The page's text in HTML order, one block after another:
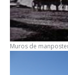
Muros de